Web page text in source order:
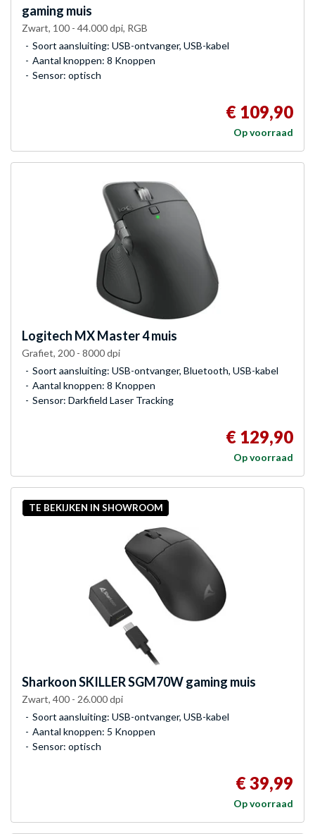
gaming muis
Zwart, 100 - 44.000 dpi, RGB
Soort aansluiting: USB-ontvanger, USB-kabel
Aantal knoppen: 8 Knoppen
Sensor: optisch
€ 109,90
Op voorraad
Logitech MX Master 4 muis
Grafiet, 200 - 8000 dpi
Soort aansluiting: USB-ontvanger, Bluetooth, USB-kabel
Aantal knoppen: 8 Knoppen
Sensor: Darkfield Laser Tracking
€ 129,90
Op voorraad
TE BEKIJKEN IN SHOWROOM
SharkoonSKILLER SGM70W gaming muis
Zwart, 400 - 26.000 dpi
Soort aansluiting: USB-ontvanger, USB-kabel
Aantal knoppen: 5 Knoppen
Sensor: optisch
€ 39,99
Op voorraad